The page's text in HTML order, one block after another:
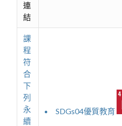
連
結
課
程
符
合
下
列
永
續
SDGs04優質教育